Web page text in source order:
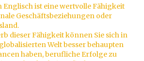
Englisch ist eine wertvolle Fähigkeit
Geschäftsbeziehungen oder
dieser Fähigkeit können Sie sich in
Welt besser behaupten
haben, berufliche Erfolge zu